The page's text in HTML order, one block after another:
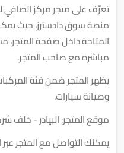
تعرّف على متجر مركز الصافي
منصة سوق دادسترز، حيث
المتاحة داخل صفحة المتجر،
مباشرة مع صاحب المتجر.
يظهر المتجر ضمن فئة
وصيانة سيارات.
موقع المتجر: البيادر - خلف
يمكنك التواصل مع المتجر عبر